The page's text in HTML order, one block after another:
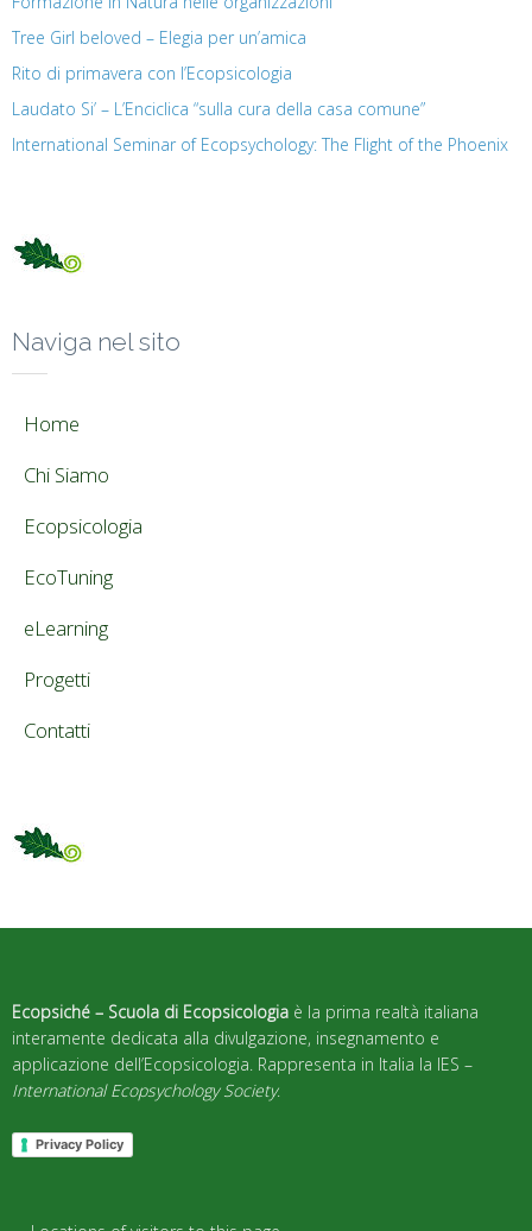
Tree Girl beloved – Elegia per un’amica
Rito di primavera con l’Ecopsicologia
Laudato Si’ – L’Enciclica “sulla cura della casa comune”
International Seminar of Ecopsychology: The Flight of the Phoenix
Naviga nel sito
Home
Chi Siamo
Ecopsicologia
EcoTuning
eLearning
Progetti
Contatti
Ecopsiché – Scuola di Ecopsicologia è la prima realtà italiana
interamente dedicata alla divulgazione, insegnamento e
applicazione dell’Ecopsicologia. Rappresenta in Italia la IES –
International Ecopsychology Society.
Privacy Policy